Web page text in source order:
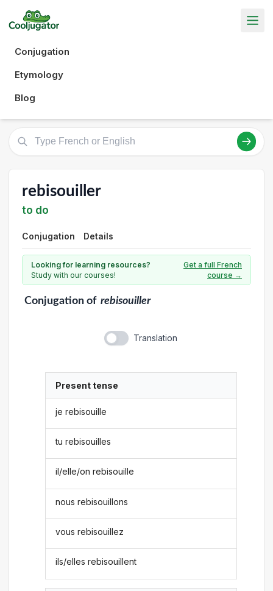
Conjugation
Etymology
Blog
rebisouiller
to do
Conjugation Details
Looking for learning resources?
Study with our courses!
Get a full French
course →
Conjugationof rebisouiller
Translation
Present tense
je rebisouille
tu rebisouilles
il/elle/on rebisouille
nous rebisouillons
vous rebisouillez
ils/elles rebisouillent